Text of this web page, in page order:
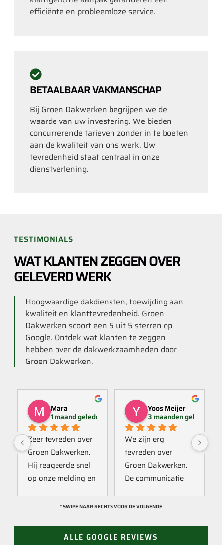
efficiënte en probleemloze service.
BETAALBAAR VAKMANSCHAP
Bij Groen Dakwerken begrijpen we de
waarde van uw investering. We bieden
concurrerende tarieven zonder in te boeten
aan de kwaliteit van ons werk. Uw
tevredenheid staat centraal in onze
dienstverlening.
TESTIMONIALS
WAT KLANTEN ZEGGEN OVER
GELEVERD WERK
Hoogwaardige dakdiensten, toewijding aan
kwaliteit en klanttevredenheid. Groen
Dakwerken scoort een 5 uit 5 sterren op
Google. Ontdek wat klanten te zeggen
hebben over de dakwerkzaamheden door
Groen Dakwerken.
Mara
1 maand geleden
Zeer tevreden over
Groen Dakwerken.
Hij reageerde snel
op onze melding en
een collega kijken
Omdat een
definitieve reparatie
Yoos Meijer
3 maanden geleden
We zijn erg
tevreden over
Groen Dakwerken.
De communicatie
met Jan, hij heeft
vak en werkt snel &
zorgvuldig. Echt
* SWIPE NAAR RECHTS VOOR DE VOLGENDE
ALLE GOOGLE REVIEWS